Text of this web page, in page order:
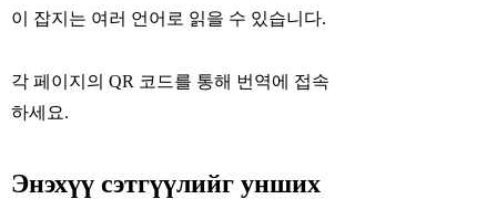
이 잡지는 여러 언어로 읽을 수 있습니다.
각 페이지의 QR 코드를 통해 번역에 접속
하세요.
Энэхүү сэтгүүлийг унших